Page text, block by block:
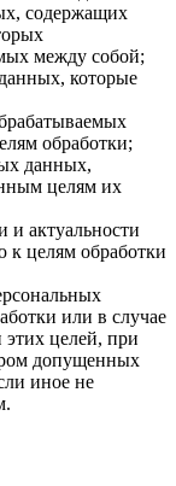
содержащих
между собой;
которые
обработки;
данных,
целям их
и актуальности
целям обработки
или в случае
целей, при
допущенных
иное не